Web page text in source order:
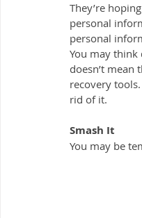
They’re
personal
personal
You may think
doesn’t mean
recovery
rid of it.
Smash It
You may be